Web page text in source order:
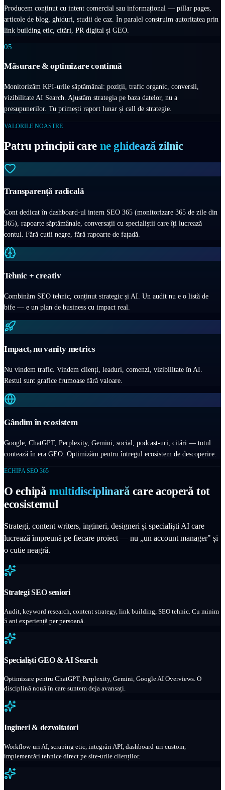
Producem conținut cu intent comercial sau informațional — pillar pages,
articole de blog, ghiduri, studii de caz. În paralel construim autoritatea prin
link building etic, citări, PR digital și GEO.
05
Măsurare & optimizare continuă
Monitorizăm KPI-urile săptămânal: poziții, trafic organic, conversii,
vizibilitate AI Search. Ajustăm strategia pe baza datelor, nu a
presupunerilor. Tu primești raport lunar și call de strategie.
VALORILE NOASTRE
Patru principii care ne ghidează zilnic
Transparență radicală
Cont dedicat în dashboard-ul intern SEO 365 (monitorizare 365 de zile din
365), rapoarte săptămânale, conversații cu specialiștii care îți lucrează
contul. Fără cutii negre, fără rapoarte de fațadă.
Tehnic + creativ
Combinăm SEO tehnic, conținut strategic și AI. Un audit nu e o listă de
bife — e un plan de business cu impact real.
Impact, nu vanity metrics
Nu vindem trafic. Vindem clienți, leaduri, comenzi, vizibilitate în AI.
Restul sunt grafice frumoase fără valoare.
Gândim în ecosistem
Google, ChatGPT, Perplexity, Gemini, social, podcast-uri, citări — totul
contează în era GEO. Optimizăm pentru întregul ecosistem de descoperire.
ECHIPA SEO 365
O echipă multidisciplinară care acoperă tot
ecosistemul
Strategi, content writers, ingineri, designeri și specialiști AI care
lucrează împreună pe fiecare proiect — nu „un account manager" și
o cutie neagră.
Strategi SEO seniori
Audit, keyword research, content strategy, link building, SEO tehnic. Cu minim
5 ani experiență per persoană.
Specialiști GEO & AI Search
Optimizare pentru ChatGPT, Perplexity, Gemini, Google AI Overviews. O
disciplină nouă în care suntem deja avansați.
Ingineri & dezvoltatori
Workflow-uri AI, scraping etic, integrări API, dashboard-uri custom,
implementări tehnice direct pe site-urile clienților.